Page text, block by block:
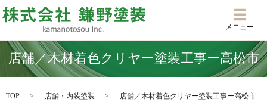
メニ
メニュー
店舗／木材着色クリヤー塗装工事ー高松市
TOP 店舗・内装塗装 店舗／木材着色クリヤー塗装工事ー高松市